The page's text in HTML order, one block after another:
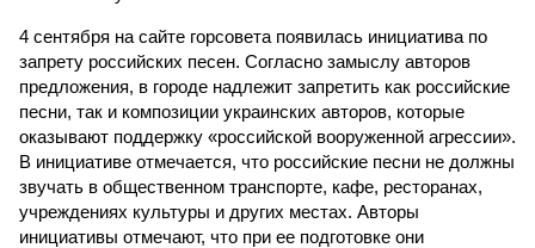
4 сентября на сайте горсовета появилась инициатива по
запрету российских песен. Согласно замыслу авторов
предложения, в городе надлежит запретить как российские
песни, так и композиции украинских авторов, которые
оказывают поддержку «российской вооруженной агрессии».
В инициативе отмечается, что российские песни не должны
звучать в общественном транспорте, кафе, ресторанах,
учреждениях культуры и других местах. Авторы
инициативы отмечают, что при ее подготовке они